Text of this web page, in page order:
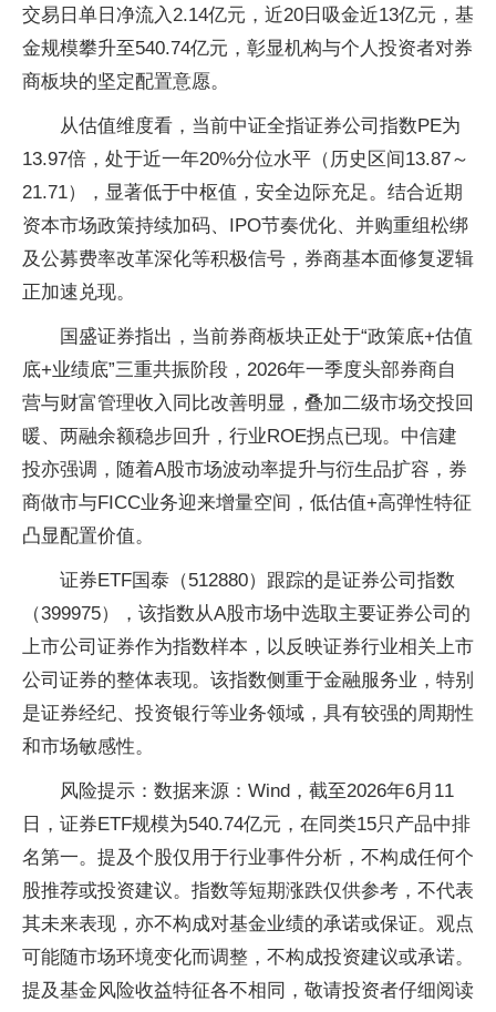
交易日单日净流入2.14亿元，近20日吸金近13亿元，基
金规模攀升至540.74亿元，彰显机构与个人投资者对券
商板块的坚定配置意愿。
从估值维度看，当前中证全指证券公司指数PE为
13.97倍，处于近一年20%分位水平（历史区间13.87～
21.71），显著低于中枢值，安全边际充足。结合近期
资本市场政策持续加码、IPO节奏优化、并购重组松绑
及公募费率改革深化等积极信号，券商基本面修复逻辑
正加速兑现。
国盛证券指出，当前券商板块正处于“政策底+估值
底+业绩底”三重共振阶段，2026年一季度头部券商自
营与财富管理收入同比改善明显，叠加二级市场交投回
暖、两融余额稳步回升，行业ROE拐点已现。中信建
投亦强调，随着A股市场波动率提升与衍生品扩容，券
商做市与FICC业务迎来增量空间，低估值+高弹性特征
凸显配置价值。
证券ETF国泰（512880）跟踪的是证券公司指数
（399975），该指数从A股市场中选取主要证券公司的
上市公司证券作为指数样本，以反映证券行业相关上市
公司证券的整体表现。该指数侧重于金融服务业，特别
是证券经纪、投资银行等业务领域，具有较强的周期性
和市场敏感性。
风险提示：数据来源：Wind，截至2026年6月11
日，证券ETF规模为540.74亿元，在同类15只产品中排
名第一。提及个股仅用于行业事件分析，不构成任何个
股推荐或投资建议。指数等短期涨跌仅供参考，不代表
其未来表现，亦不构成对基金业绩的承诺或保证。观点
可能随市场环境变化而调整，不构成投资建议或承诺。
提及基金风险收益特征各不相同，敬请投资者仔细阅读